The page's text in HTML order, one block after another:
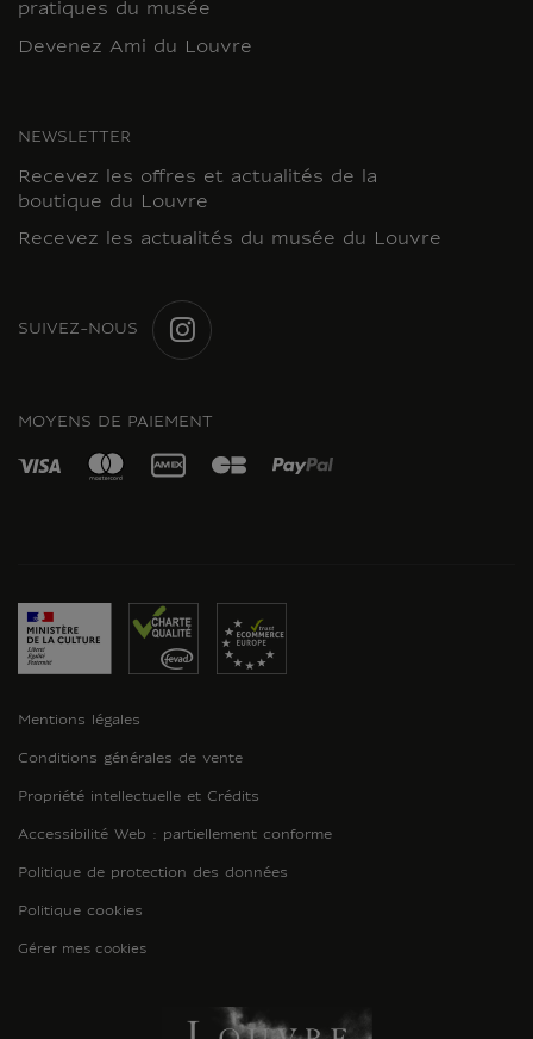
pratiques du musée
Devenez Ami du Louvre
NEWSLETTER
Recevez les offres et actualités de la
boutique du Louvre
Recevez les actualités du musée du Louvre
SUIVEZ-NOUS
MOYENS DE PAIEMENT
Mentions légales
Conditions générales de vente
Propriété intellectuelle et Crédits
Accessibilité Web : partiellement conforme
Politique de protection des données
Politique cookies
Gérer mes cookies